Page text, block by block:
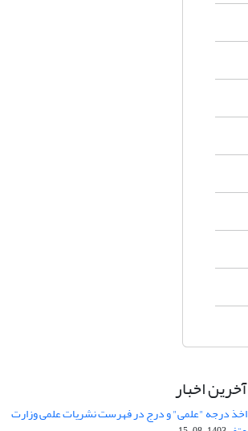
آخرین اخبار
اخذ درجه "علمی" و درج در فهرست نشریات علمی وزارت